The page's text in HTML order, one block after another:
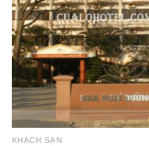
KHÁCH SẠN